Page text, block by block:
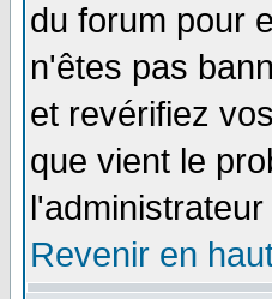
du forum pour
n'êtes pas
et revérifiez
que vient le
Revenir en